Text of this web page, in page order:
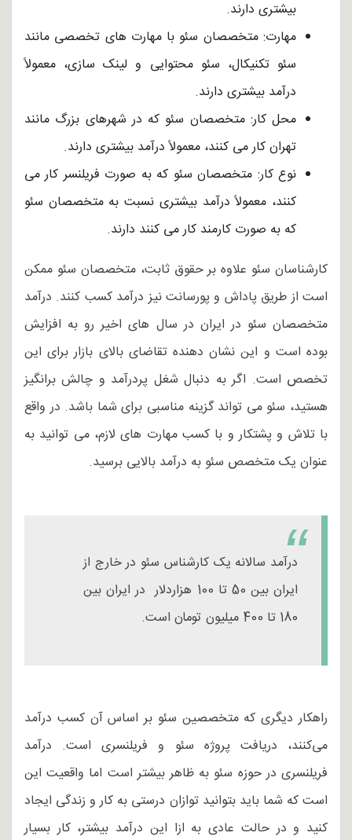
بیشتری دارند.
مهارت: متخصصان سئو با مهارت های تخصصی مانند
سئو تکنیکال، سئو محتوایی و لینک سازی، معمولاً
درآمد بیشتری دارند.
محل کار: متخصصان سئو که در شهرهای بزرگ مانند
تهران کار می کنند، معمولاً درآمد بیشتری دارند.
نوع کار: متخصصان سئو که به صورت فریلنسر کار می
کنند، معمولاً درآمد بیشتری نسبت به متخصصان سئو
که به صورت کارمند کار می کنند دارند.
کارشناسان سئو علاوه بر حقوق ثابت، متخصصان سئو ممکن
است از طریق پاداش و پورسانت نیز درآمد کسب کنند. درآمد
متخصصان سئو در ایران در سال های اخیر رو به افزایش
بوده است و این نشان دهنده تقاضای بالای بازار برای این
تخصص است. اگر به دنبال شغل پردرآمد و چالش برانگیز
هستید، سئو می تواند گزینه مناسبی برای شما باشد. در واقع
با تلاش و پشتکار و با کسب مهارت های لازم، می توانید به
عنوان یک متخصص سئو به درآمد بالایی برسید.
درآمد سالانه یک کارشناس سئو در خارج از
ایران بین 50 تا 100 هزاردلار در ایران بین
180 تا 400 میلیون تومان است.
راهکار دیگری که متخصصین سئو بر اساس آن کسب درآمد
می‌کنند، دریافت پروژه سئو و فریلنسری است. درآمد
فریلنسری در حوزه سئو به ظاهر بیشتر است اما واقعیت این
است که شما باید بتوانید توازان درستی به کار و زندگی ایجاد
کنید و در حالت عادی به ازا این درآمد بیشتر، کار بسیار